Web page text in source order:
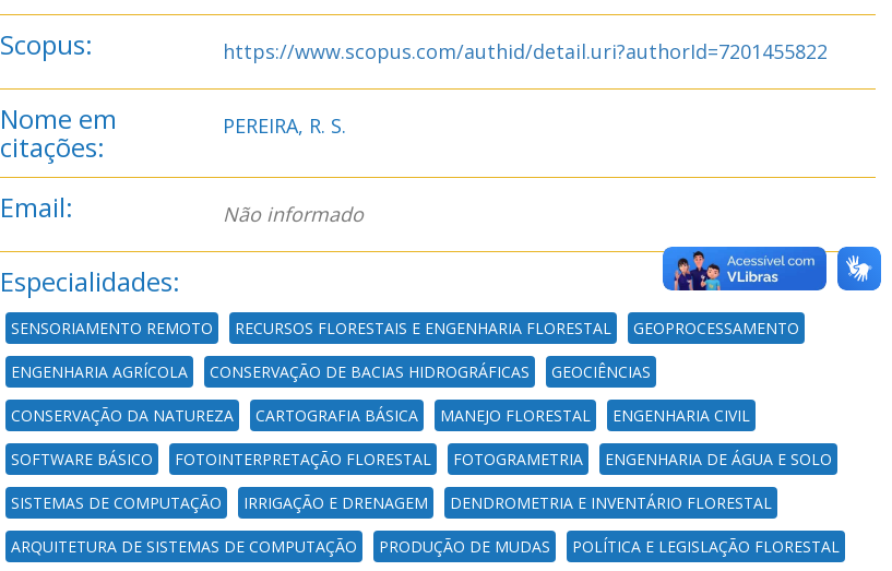
Scopus: https://www.scopus.com/authid/detail.uri?authorId=7201455822
Nome em
citações:
PEREIRA, R. S.
Email: Não informado
Especialidades:
SENSORIAMENTO REMOTO RECURSOS FLORESTAIS E ENGENHARIA FLORESTAL GEOPROCESSAMENTO
ENGENHARIA AGRÍCOLA CONSERVAÇÃO DE BACIAS HIDROGRÁFICAS GEOCIÊNCIAS
CONSERVAÇÃO DA NATUREZA CARTOGRAFIA BÁSICA MANEJO FLORESTAL ENGENHARIA CIVIL
SOFTWARE BÁSICO FOTOINTERPRETAÇÃO FLORESTAL FOTOGRAMETRIA ENGENHARIA DE ÁGUA E SOLO
SISTEMAS DE COMPUTAÇÃO IRRIGAÇÃO E DRENAGEM DENDROMETRIA E INVENTÁRIO FLORESTAL
ARQUITETURA DE SISTEMAS DE COMPUTAÇÃO PRODUÇÃO DE MUDAS POLÍTICA E LEGISLAÇÃO FLORESTAL